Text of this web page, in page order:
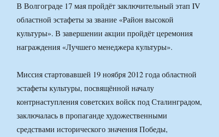
В Волгограде 17 мая пройдёт заключительный этап IV
областной эстафеты за звание «Район высокой
культуры». В завершении акции пройдёт церемония
награждения «Лучшего менеджера культуры».
Миссия стартовавшей 19 ноября 2012 года областной
эстафеты культуры, посвящённой началу
контрнаступления советских войск под Сталинградом,
заключалась в пропаганде художественными
средствами исторического значения Победы,